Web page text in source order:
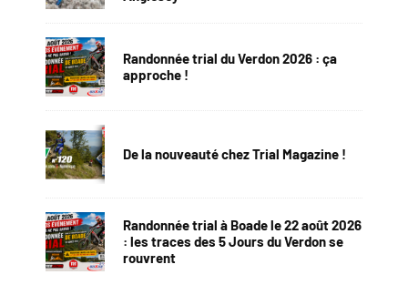
Randonnée trial du Verdon 2026 : ça
approche !
De la nouveauté chez Trial Magazine !
Randonnée trial à Boade le 22 août 2026
: les traces des 5 Jours du Verdon se
rouvrent